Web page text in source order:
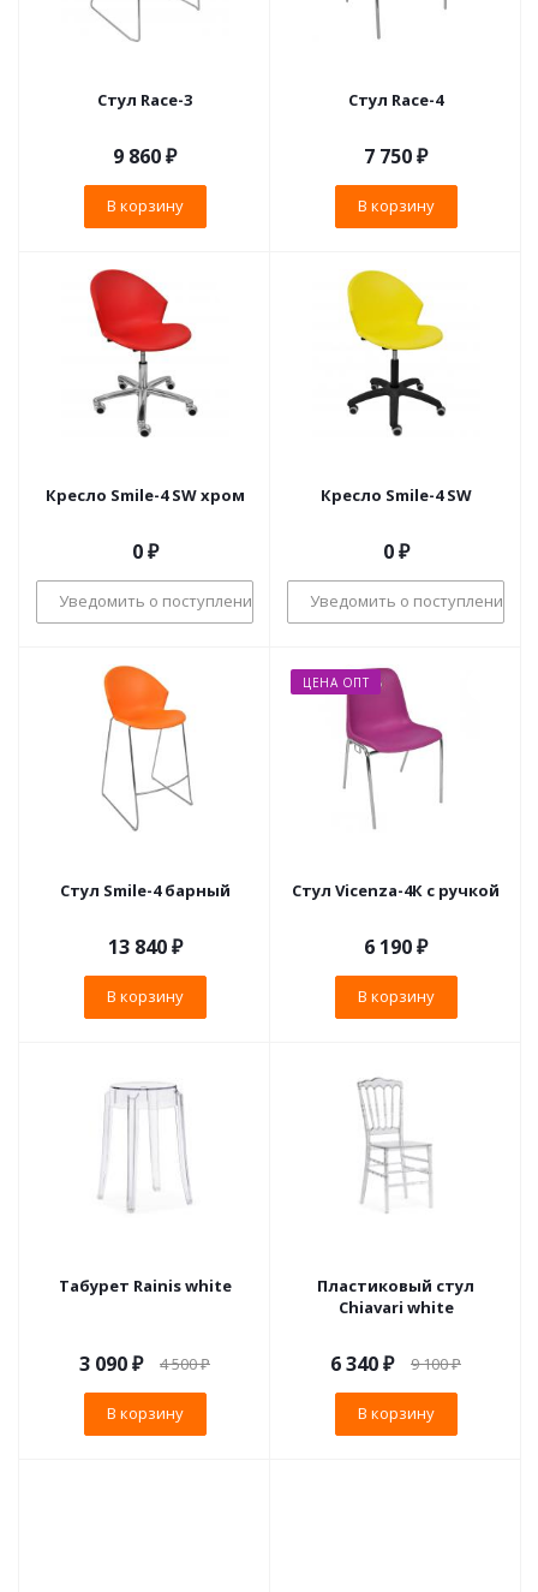
Стул Race-3
9 860₽
В корзину
Стул Race-4
7 750₽
В корзину
Кресло Smile-4 SW хром
0 ₽
Уведомить о поступлении
Кресло Smile-4 SW
0 ₽
Уведомить о поступлении
Стул Smile-4 барный
13 840₽
В корзину
ЦЕНА ОПТ
Стул Vicenza-4К с ручкой
6 190₽
В корзину
Табурет Rainis white
3 090₽ 4 500₽
В корзину
Пластиковый стул
Chiavari white
6 340₽ 9 100₽
В корзину